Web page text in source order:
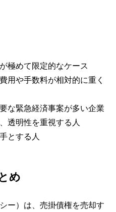
極めて限定的なケース
用や手数料が相対的に重く
な緊急経済事案が多い企業
透明性を重視する人
とする人
め
ー）は、売掛債権を売却す